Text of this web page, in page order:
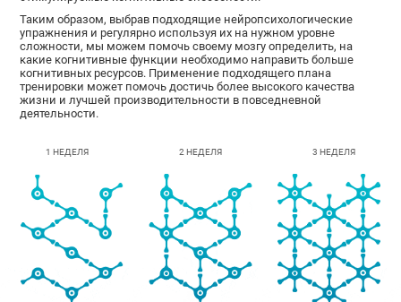
Таким образом, выбрав подходящие нейропсихологические
упражнения и регулярно используя их на нужном уровне
сложности, мы можем помочь своему мозгу определить, на
какие когнитивные функции необходимо направить больше
когнитивных ресурсов. Применение подходящего плана
тренировки может помочь достичь более высокого качества
жизни и лучшей производительности в повседневной
деятельности.
1 НЕДЕЛЯ 2 НЕДЕЛЯ 3 НЕДЕЛЯ